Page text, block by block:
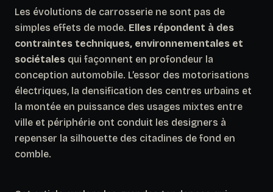
Les évolutions de carrosserie ne sont pas de
simples effets de mode. Elles répondent à des
contraintes techniques, environnementales et
sociétales qui façonnent en profondeur la
conception automobile. L’essor des motorisations
électriques, la densification des centres urbains et
la montée en puissance des usages mixtes entre
ville et périphérie ont conduit les designers à
repenser la silhouette des citadines de fond en
comble.